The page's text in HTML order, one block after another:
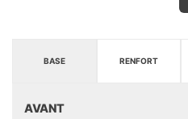
BASE RENFORT
AVANT